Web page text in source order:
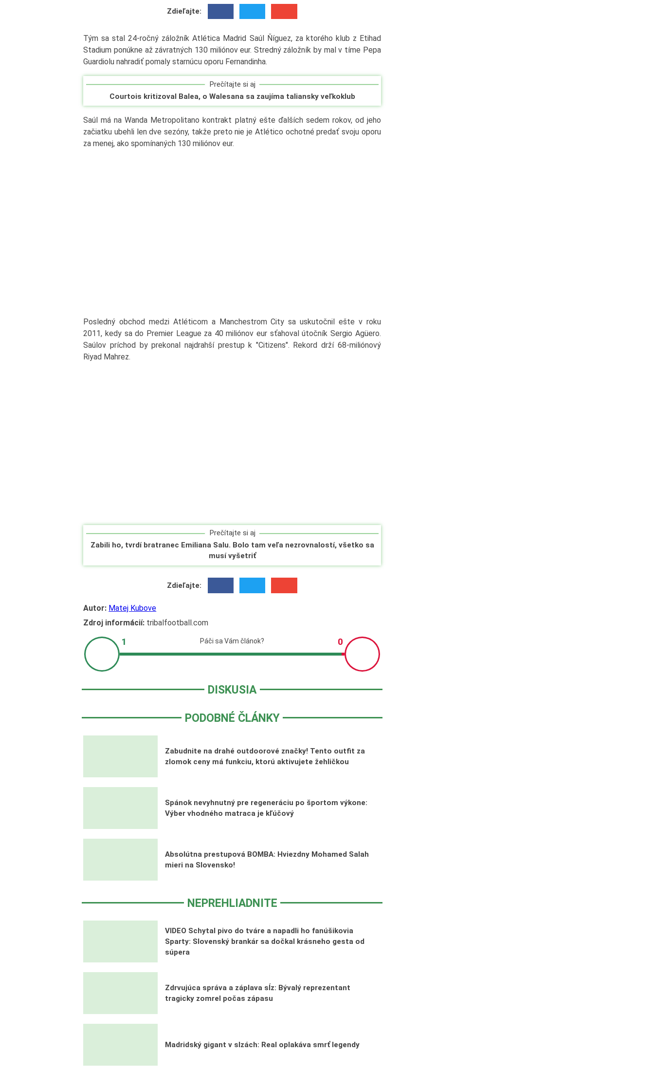
Zdieľajte:
Tým sa stal 24-ročný záložník Atlética Madrid Saúl Ňíguez, za ktorého klub z Etihad
Stadium ponúkne až závratných 130 miliónov eur. Stredný záložník by mal v tíme Pepa
Guardiolu nahradiť pomaly starnúcu oporu Fernandinha.
Prečítajte si aj
Courtois kritizoval Balea, o Walesana sa zaujíma taliansky veľkoklub
Saúl má na Wanda Metropolitano kontrakt platný ešte ďalších sedem rokov, od jeho
začiatku ubehli len dve sezóny, takže preto nie je Atlético ochotné predať svoju oporu
za menej, ako spomínaných 130 miliónov eur.
Posledný obchod medzi Atléticom a Manchestrom City sa uskutočnil ešte v roku
2011, kedy sa do Premier League za 40 miliónov eur sťahoval útočník Sergio Agüero.
Saúlov príchod by prekonal najdrahší prestup k "Citizens". Rekord drží 68-miliónový
Riyad Mahrez.
Prečítajte si aj
Zabili ho, tvrdí bratranec Emiliana Salu. Bolo tam veľa nezrovnalostí, všetko sa
musí vyšetriť
Zdieľajte:
Autor: Matej Kubove
Zdroj informácií: tribalfootball.com
DISKUSIA
PODOBNÉ ČLÁNKY
Zabudnite na drahé outdoorové značky! Tento outfit za
zlomok ceny má funkciu, ktorú aktivujete žehličkou
Spánok nevyhnutný pre regeneráciu po športom výkone:
Výber vhodného matraca je kľúčový
Absolútna prestupová BOMBA: Hviezdny Mohamed Salah
mieri na Slovensko!
NEPREHLIADNITE
VIDEO Schytal pivo do tváre a napadli ho fanúšikovia
Sparty: Slovenský brankár sa dočkal krásneho gesta od
súpera
Zdrvujúca správa a záplava sĺz: Bývalý reprezentant
tragicky zomrel počas zápasu
Madridský gigant v slzách: Real oplakáva smrť legendy